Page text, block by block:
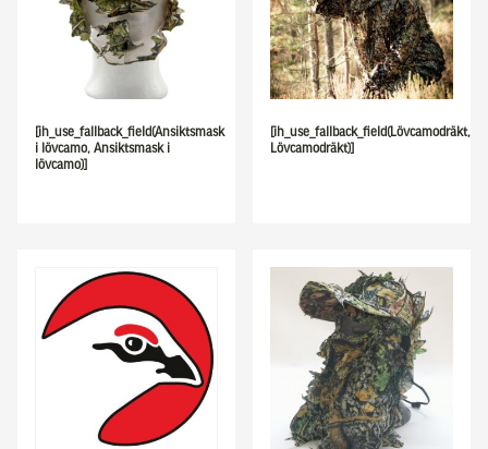
[ih_use_fallback_field(Ansiktsmask
i lövcamo, Ansiktsmask i
lövcamo)]
[ih_use_fallback_field(Lövcamodräkt,
Lövcamodräkt)]